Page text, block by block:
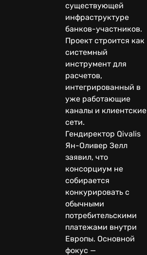
существующей
инфраструктуре
банков-участников.
Проект строится как
системный
инструмент для
расчетов,
интегрированный в
уже работающие
каналы и клиентские
сети.
Гендиректор Qivalis
Ян-Оливер Зелл
заявил, что
консорциум не
собирается
конкурировать с
обычными
потребительскими
платежами внутри
Европы. Основной
фокус —